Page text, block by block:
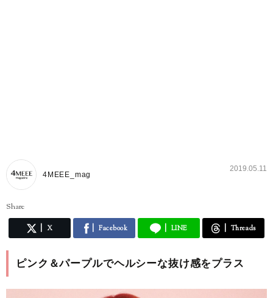
4MEEE_mag
2019.05.11
Share
X Facebook LINE Threads
ピンク＆パープルでヘルシーな抜け感をプラス